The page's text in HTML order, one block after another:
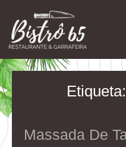
content
Bistrô 65
Restaurante e Garrafeira
Etiqueta:
Massada De